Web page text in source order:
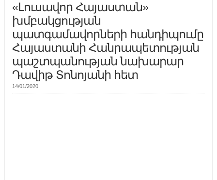
«Լուսավոր Հայաստան»
խմբակցության
պատգամավորների հանդիպումը
Հայաստանի Հանրապետության
պաշտպանության նախարար
Դավիթ Տոնոյանի հետ
14/01/2020